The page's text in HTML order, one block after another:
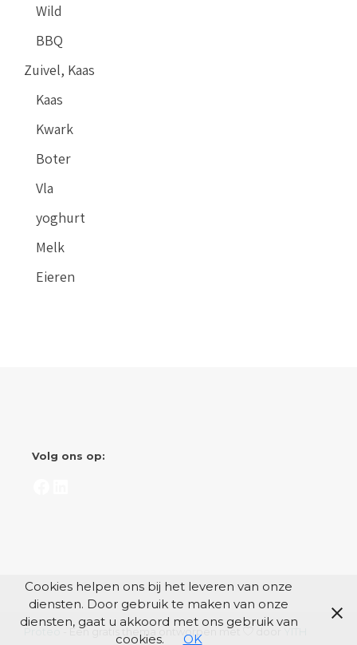
Wild
BBQ
Zuivel, Kaas
Kaas
Kwark
Boter
Vla
yoghurt
Melk
Eieren
Volg ons op:
- Een gratis thema ontworpen met
Cookies helpen ons bij het leveren van onze
diensten. Door gebruik te maken van onze
diensten, gaat u akkoord met ons gebruik van
cookies.
OK